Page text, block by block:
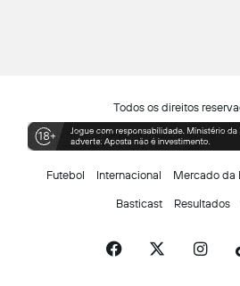
Todos os direitos
Futebol Internacional Mercado da
Basticast Resultados
Facebook